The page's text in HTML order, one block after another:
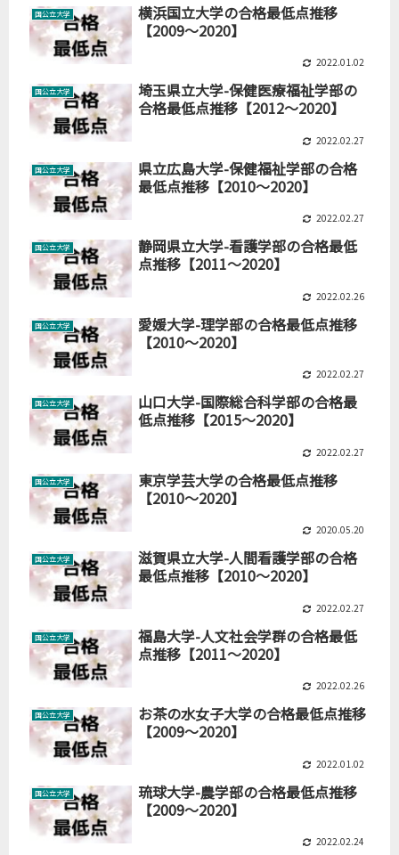
国公立大学
横浜国立大学の合格最低点推移
【2009～2020】
2022.01.02
国公立大学
埼玉県立大学-保健医療福祉学部の
合格最低点推移【2012～2020】
2022.02.27
国公立大学
県立広島大学-保健福祉学部の合格
最低点推移【2010～2020】
2022.02.27
国公立大学
静岡県立大学-看護学部の合格最低
点推移【2011～2020】
2022.02.26
国公立大学
愛媛大学-理学部の合格最低点推移
【2010～2020】
2022.02.27
国公立大学
山口大学-国際総合科学部の合格最
低点推移【2015～2020】
2022.02.27
国公立大学
東京学芸大学の合格最低点推移
【2010～2020】
2020.05.20
国公立大学
滋賀県立大学-人間看護学部の合格
最低点推移【2010～2020】
2022.02.27
国公立大学
福島大学-人文社会学群の合格最低
点推移【2011～2020】
2022.02.26
国公立大学
お茶の水女子大学の合格最低点推移
【2009～2020】
2022.01.02
国公立大学
琉球大学-農学部の合格最低点推移
【2009～2020】
2022.02.24